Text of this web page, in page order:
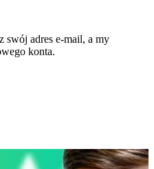
swój adres e-mail, a my
konta.